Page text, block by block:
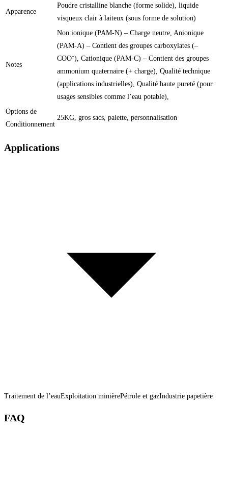
Apparence
Poudre cristalline blanche (forme solide), liquide
visqueux clair à laiteux (sous forme de solution)
Notes
Non ionique (PAM-N) – Charge neutre, Anionique
(PAM-A) – Contient des groupes carboxylates (–
COO⁻), Cationique (PAM-C) – Contient des groupes
ammonium quaternaire (+ charge), Qualité technique
(applications industrielles), Qualité haute pureté (pour
usages sensibles comme l’eau potable),
Options de
Conditionnement
25KG, gros sacs, palette, personnalisation
Applications
Traitement de l’eauExploitation minièrePétrole et gazIndustrie papetière
FAQ